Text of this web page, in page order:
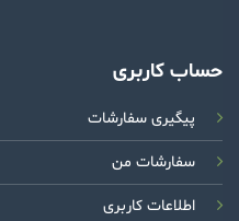
حساب کاربری
پیگیری سفارشات
سفارشات من
اطلاعات کاربری